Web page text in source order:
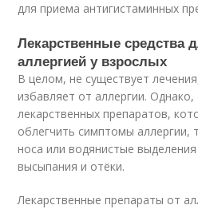
для приема антигистаминных
Лекарственные средства
аллергией у взрослых
В целом, не существует
избавляет от аллергии.
лекарственных препаратов,
облегчить симптомы аллергии,
носа или водянистые выделения
высыпания и отёки.
Лекарственные препараты от